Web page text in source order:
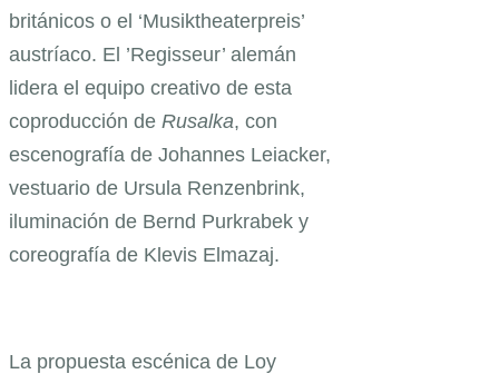
británicos o el ‘Musiktheaterpreis’
austríaco. El ’Regisseur’ alemán
lidera el equipo creativo de esta
coproducción de Rusalka, con
escenografía de Johannes Leiacker,
vestuario de Ursula Renzenbrink,
iluminación de Bernd Purkrabek y
coreografía de Klevis Elmazaj.
La propuesta escénica de Loy